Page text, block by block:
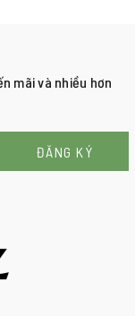
mãi và nhiều hơn
ĐĂNG KÝ